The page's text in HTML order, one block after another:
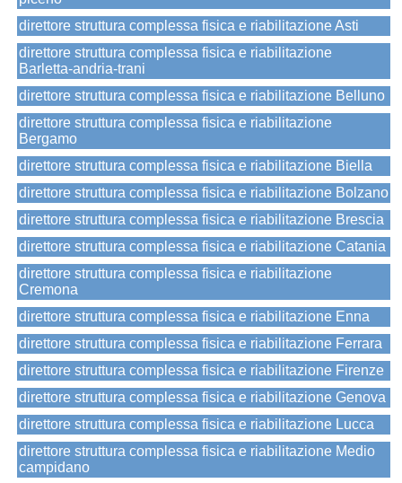
direttore struttura complessa fisica e riabilitazione Asti
direttore struttura complessa fisica e riabilitazione
Barletta-andria-trani
direttore struttura complessa fisica e riabilitazione Belluno
direttore struttura complessa fisica e riabilitazione
Bergamo
direttore struttura complessa fisica e riabilitazione Biella
direttore struttura complessa fisica e riabilitazione Bolzano
direttore struttura complessa fisica e riabilitazione Brescia
direttore struttura complessa fisica e riabilitazione Catania
direttore struttura complessa fisica e riabilitazione
Cremona
direttore struttura complessa fisica e riabilitazione Enna
direttore struttura complessa fisica e riabilitazione Ferrara
direttore struttura complessa fisica e riabilitazione Firenze
direttore struttura complessa fisica e riabilitazione Genova
direttore struttura complessa fisica e riabilitazione Lucca
direttore struttura complessa fisica e riabilitazione Medio
campidano